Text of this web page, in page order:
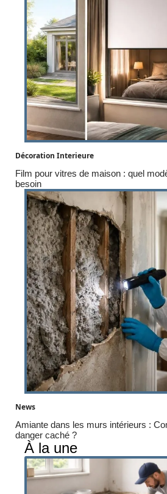
Décoration Interieure
Film pour vitres de maison : quel
besoin
News
Amiante dans les murs intérieurs :
danger caché ?
À la une